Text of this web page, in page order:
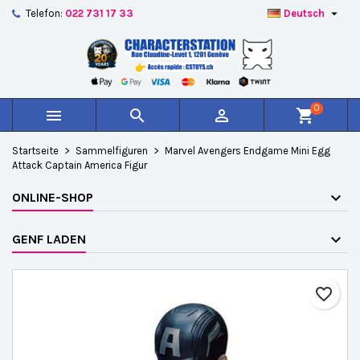
Telefon: 022 731 17 33 Deutsch 
   shopping_cart0
Startseite Sammelfiguren
Marvel Avengers Endgame Mini Egg
Attack Captain America Figur
ONLINE-SHOP
GENF LADEN
favorite_border
Create new list
Name der Wunschliste
Abbrechen Wunschliste erstellen
Sie müssen angemeldet sein, um Artikel Ihrer
Wunschliste hinzufügen zu können.